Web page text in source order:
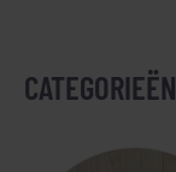
CATEGORIEËN